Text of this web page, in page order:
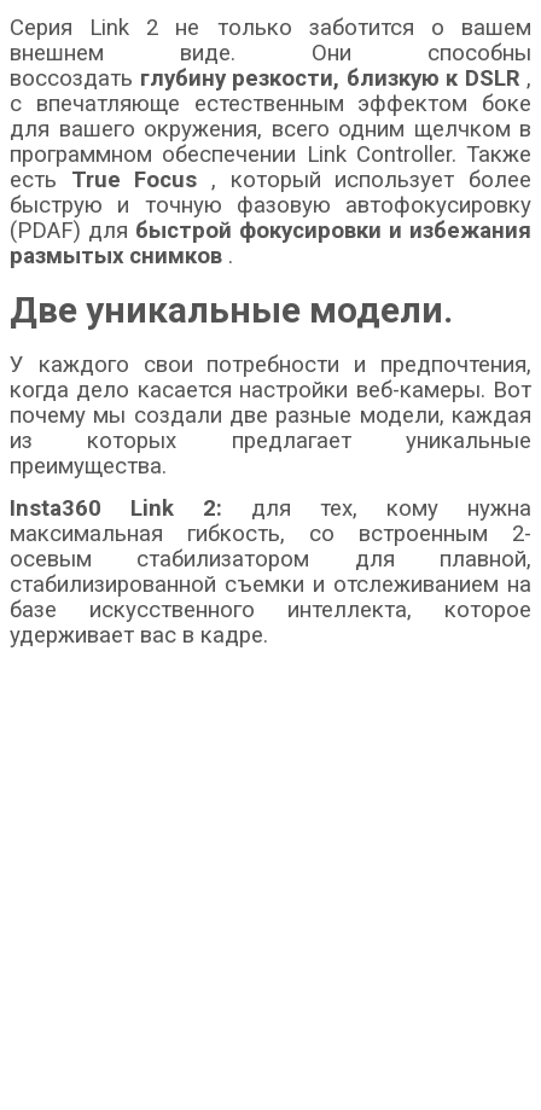
Серия Link 2 не только заботится о вашем
внешнем виде. Они способны
воссоздать глубину резкости, близкую к DSLR ,
с впечатляюще естественным эффектом боке
для вашего окружения, всего одним щелчком в
программном обеспечении Link Controller. Также
есть True Focus , который использует более
быструю и точную фазовую автофокусировку
(PDAF) для быстрой фокусировки и избежания
размытых снимков .
Две уникальные модели.
У каждого свои потребности и предпочтения,
когда дело касается настройки веб-камеры. Вот
почему мы создали две разные модели, каждая
из которых предлагает уникальные
преимущества.
Insta360 Link 2: для тех, кому нужна
максимальная гибкость, со встроенным 2-
осевым стабилизатором для плавной,
стабилизированной съемки и отслеживанием на
базе искусственного интеллекта, которое
удерживает вас в кадре.